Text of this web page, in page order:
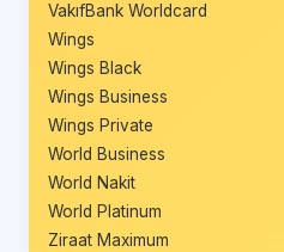
VakıfBank Worldcard
Wings
Wings Black
Wings Business
Wings Private
World Business
World Nakit
World Platinum
Ziraat Maximum